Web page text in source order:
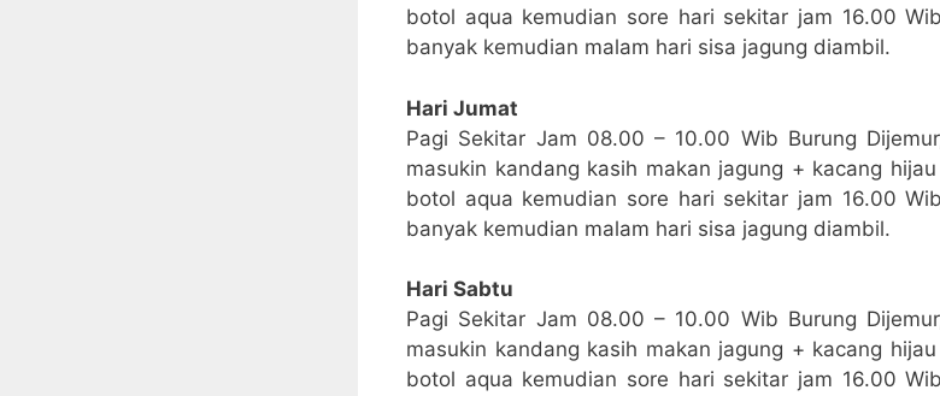
botol aqua kemudian sore hari sekitar jam 16.00
banyak kemudian malam hari sisa jagung diambil.
Hari Jumat
Pagi Sekitar Jam 08.00 – 10.00 Wib Burung
masukin kandang kasih makan jagung + kacang
botol aqua kemudian sore hari sekitar jam 16.00
banyak kemudian malam hari sisa jagung diambil.
Hari Sabtu
Pagi Sekitar Jam 08.00 – 10.00 Wib Burung
masukin kandang kasih makan jagung + kacang
botol aqua kemudian sore hari sekitar jam 16.00